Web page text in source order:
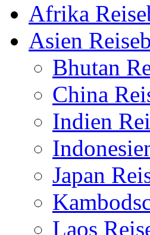
Afrika
Asien
Bhutan
China
Indien
Japan
Laos